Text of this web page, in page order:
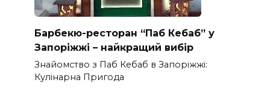
Барбекю-ресторан “Паб Кебаб” у
Запоріжжі – найкращий вибір
Знайомство з Паб Кебаб в Запоріжжі:
Кулінарна Пригода